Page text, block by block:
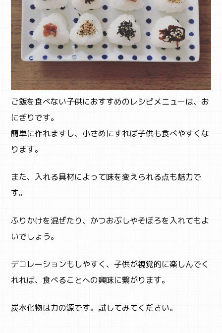
ご飯を食べない子供におすすめのレシピメニューは、お
にぎりです。
簡単に作れますし、小さめにすれば子供も食べやすくな
ります。
また、入れる具材によって味を変えられる点も魅力で
す。
ふりかけを混ぜたり、かつおぶしやそぼろを入れてもよ
いでしょう。
デコレーションもしやすく、子供が視覚的に楽しんでく
れれば、食べることへの興味に繋がります。
炭水化物は力の源です。試してみてください。